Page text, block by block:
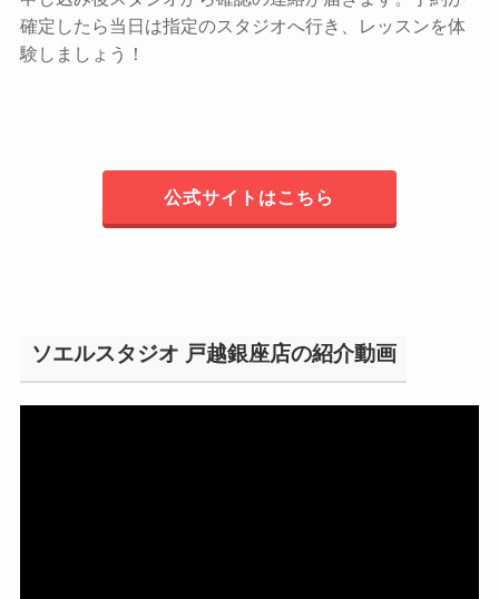
確定したら当日は指定のスタジオへ行き、レッスンを体
験しましょう！
公式サイトはこちら
ソエルスタジオ 戸越銀座店の紹介動画